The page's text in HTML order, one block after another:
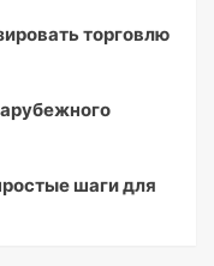
торговлю
шаги для